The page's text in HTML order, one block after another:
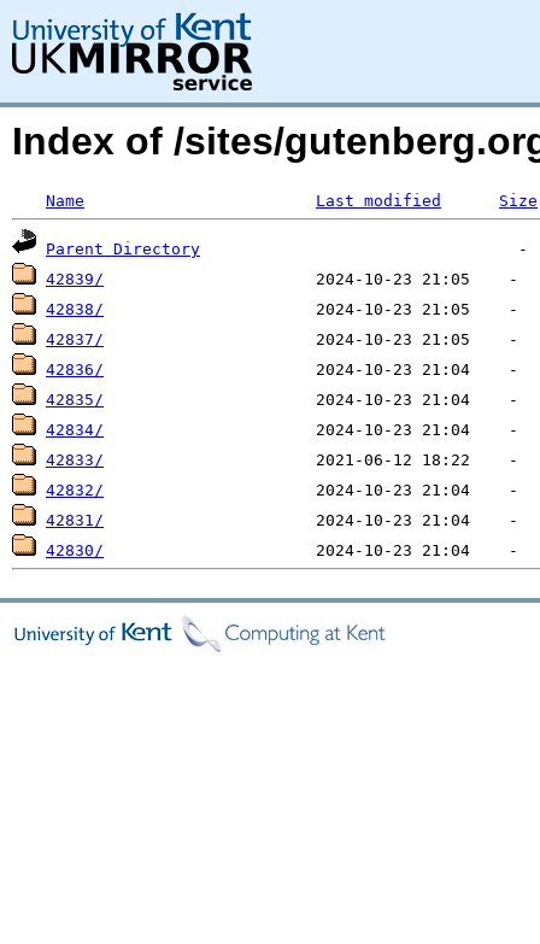
Index of /sites/
Name Last modified Size
Parent Directory
42839/
42838/
42837/
42836/
42835/
42834/
42833/
42832/
42831/
42830/